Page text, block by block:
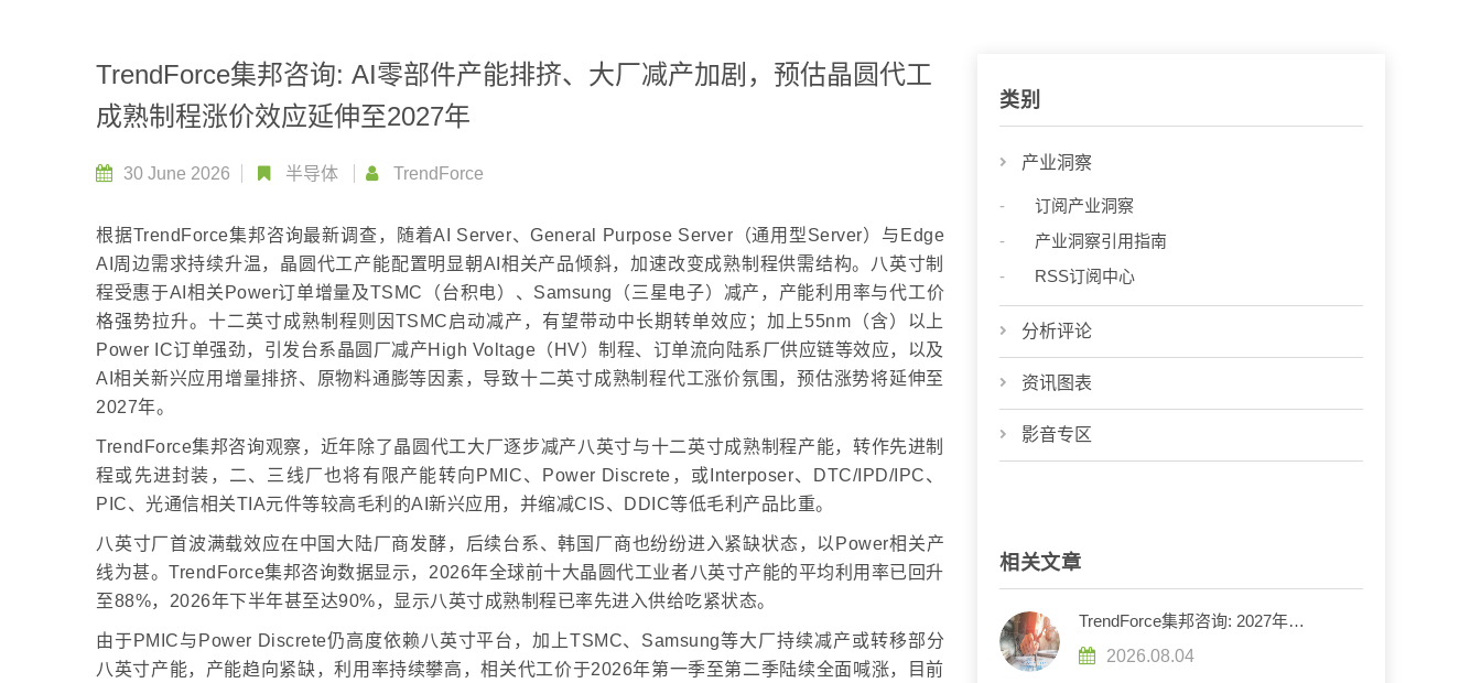
TrendForce集邦咨询: AI零部件产能排挤、大厂减产加剧，预估晶圆代工
成熟制程涨价效应延伸至2027年
30 June 2026 半导体 TrendForce
根据TrendForce集邦咨询最新调查，随着AI Server、General Purpose Server（通用型Server）与Edge
AI周边需求持续升温，晶圆代工产能配置明显朝AI相关产品倾斜，加速改变成熟制程供需结构。八英寸制
程受惠于AI相关Power订单增量及TSMC（台积电）、Samsung（三星电子）减产，产能利用率与代工价
格强势拉升。十二英寸成熟制程则因TSMC启动减产，有望带动中长期转单效应；加上55nm（含）以上
Power IC订单强劲，引发台系晶圆厂减产High Voltage（HV）制程、订单流向陆系厂供应链等效应，以及
AI相关新兴应用增量排挤、原物料通膨等因素，导致十二英寸成熟制程代工涨价氛围，预估涨势将延伸至
2027年。
TrendForce集邦咨询观察，近年除了晶圆代工大厂逐步减产八英寸与十二英寸成熟制程产能，转作先进制
程或先进封装，二、三线厂也将有限产能转向PMIC、Power Discrete，或Interposer、DTC/IPD/IPC、
PIC、光通信相关TIA元件等较高毛利的AI新兴应用，并缩减CIS、DDIC等低毛利产品比重。
八英寸厂首波满载效应在中国大陆厂商发酵，后续台系、韩国厂商也纷纷进入紧缺状态，以Power相关产
线为甚。TrendForce集邦咨询数据显示，2026年全球前十大晶圆代工业者八英寸产能的平均利用率已回升
至88%，2026年下半年甚至达90%，显示八英寸成熟制程已率先进入供给吃紧状态。
由于PMIC与Power Discrete仍高度依赖八英寸平台，加上TSMC、Samsung等大厂持续减产或转移部分
八英寸产能，产能趋向紧缺，利用率持续攀高，相关代工价于2026年第一季至第二季陆续全面喊涨，目前
类别
产业洞察
订阅产业洞察
产业洞察引用指南
RSS订阅中心
分析评论
资讯图表
影音专区
相关文章
TrendForce集邦咨询: 2027年
下调Rubin Ultra HBM配置
2026.08.04